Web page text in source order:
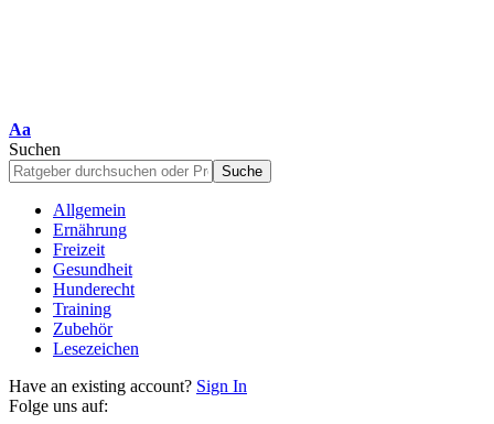
Schriftgrößenanpassung
Aa
Suchen
Allgemein
Ernährung
Freizeit
Gesundheit
Hunderecht
Training
Zubehör
Lesezeichen
Have an existing account? Sign In
Folge uns auf: